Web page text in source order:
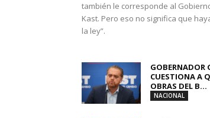
también le corresponde al
Kast. Pero eso no significa que
la ley”.
GOBERNADOR
CUESTIONA A
OBRAS DEL B...
NACIONAL